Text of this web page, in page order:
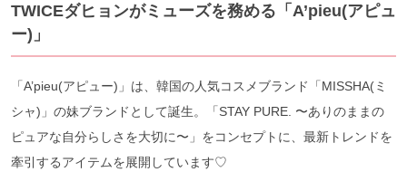
TWICEダヒョンがミューズを務める「A’pieu(アピュ
ー)」
「A’pieu(アピュー)」は、韓国の人気コスメブランド「MISSHA(ミ
シャ)」の妹ブランドとして誕生。「STAY PURE. 〜ありのままの
ピュアな自分らしさを大切に〜」をコンセプトに、最新トレンドを
牽引するアイテムを展開しています♡